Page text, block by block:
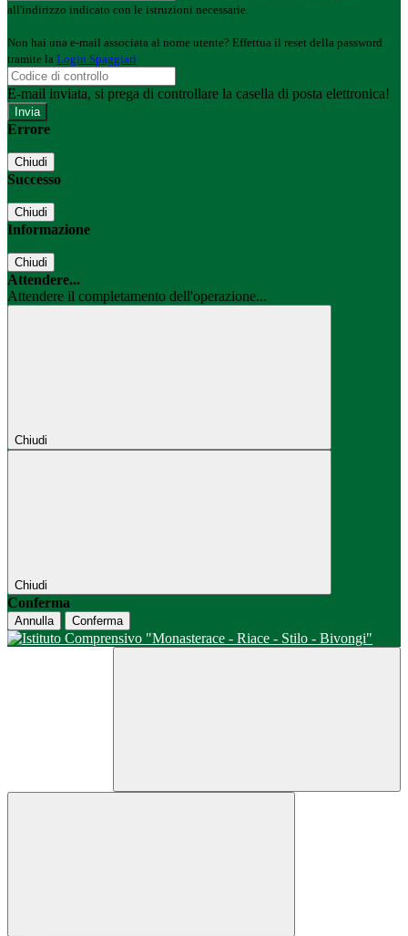
all'indirizzo indicato con le istruzioni necessarie.
Non hai una e-mail associata al nome utente? Effettua il reset della password
tramite la Login Spaggiari
E-mail inviata, si prega di controllare la casella di posta elettronica!
Errore
Chiudi
Successo
Chiudi
Informazione
Chiudi
Attendere...
Attendere il completamento dell'operazione...
Chiudi
Chiudi
Conferma
Annulla Conferma